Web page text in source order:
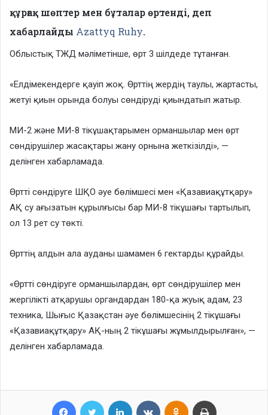
құрғақ шөптер мен бұталар өртенді, деп
хабарлайды Azattyq Ruhy.
Облыстық ТЖД мәліметінше, өрт 3 шілдеде тұтанған.
«Елдімекендерге қауіп жоқ. Өрттің жердің таулы, жартасты,
жетуі қиын орында болуы сөндіруді қиындатып жатыр.
МИ-2 және МИ-8 тікұшақтарымен орманшылар мен өрт
сөндірушілер жасақтары жану орнына жеткізілді», —
делінген хабарламада.
Өртті сөндіруге ШҚО әуе бөлімшесі мен «Қазавиақұтқару»
АҚ су ағызатын құрылғысы бар МИ-8 тікұшағы тартылып,
ол 13 рет су төкті.
Өрттің алдын ала ауданы шамамен 6 гектарды құрайды.
«Өртті сөндіруге орманшылардан, өрт сөндірушілер мен
жергілікті атқарушы органдардан 180-қа жуық адам, 23
техника, Шығыс Қазақстан әуе бөлімшесінің 2 тікұшағы
«Қазавиақұтқару» АҚ-ның 2 тікұшағы жұмылдырылған», —
делінген хабарламада.
Facebook Twitter LinkedIn VKontakteOdnoklassniki